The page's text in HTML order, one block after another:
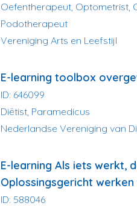
Oefentherapeut, Optometrist,
Podotherapeut
Vereniging Arts en Leefstijl
E-learning toolbox
ID: 646099
Diëtist, Paramedicus
Nederlandse Vereniging van
E-learning Als iets werkt,
Oplossingsgericht
ID: 588046